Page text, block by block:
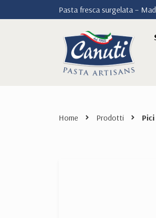
Pasta fresca surgelata –
Home Prodotti Pici